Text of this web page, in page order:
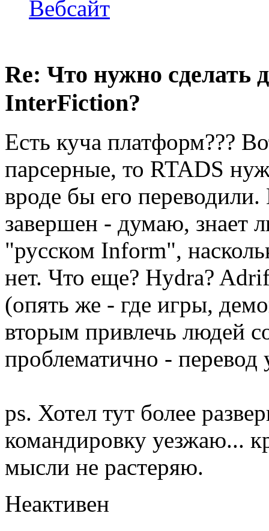
Вебсайт
Re: Что нужно сделать
InterFiction?
Есть куча платформ???
парсерные, то RTADS
вроде бы его
завершен - думаю, знает
"русском Inform",
нет. Что еще? Hydra?
(опять же - где игры,
вторым привлечь людей
проблематично -
ps. Хотел тут более
командировку уезжаю...
мысли не растеряю.
Неактивен